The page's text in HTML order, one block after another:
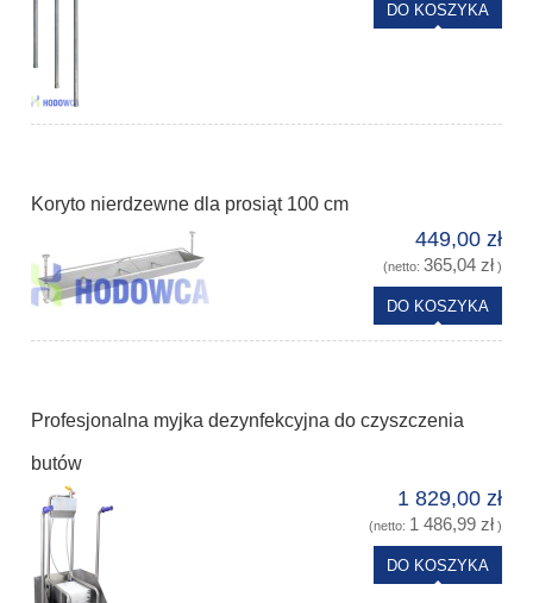
DO KOSZYKA
Koryto nierdzewne dla prosiąt 100 cm
449,00 zł
(netto: 365,04 zł)
DO KOSZYKA
Profesjonalna myjka dezynfekcyjna do czyszczenia
butów
1 829,00 zł
(netto: 1 486,99 zł)
DO KOSZYKA